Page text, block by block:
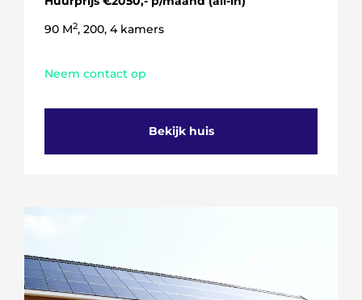
90 M2, 200, 4 kamers
Neem contact op
Bekijk huis